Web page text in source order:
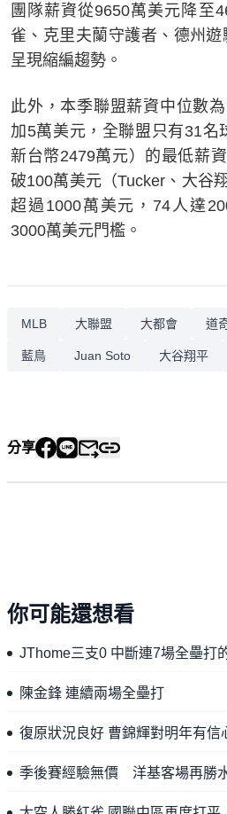
團隊薪資從9650萬美元降至
雀、克里夫蘭守護者、德州
呈現縮編趨勢。
此外，本季聯盟薪資中位數
加5萬美元，全聯盟只有31名
新台幣2479萬元）的最低薪
破100萬美元（Tucker、大谷
超過1000萬美元，74人達
3000萬美元門檻。
MLB 大聯盟 大都會 道
藍鳥 Juan Soto 大谷翔平
分享
你可能還想看
JThome三支0 中斷連7場全壘打
陳金鋒 連續兩場全壘打
復原狀況良好 曹錦輝對明年有信
季後賽經驗無價 洋基客場再勝